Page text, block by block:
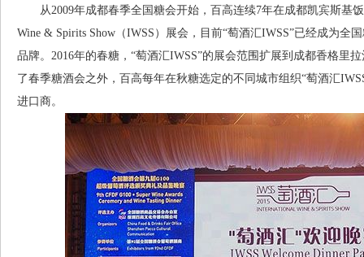
从2009年成都春季全国糖会开始，百高连续7年在成都凯宾斯基
Wine & Spirits Show（IWSS）展会，目前“萄酒汇IWSS”已经成为全
品牌。2016年的春糖，“萄酒汇IWSS”的展会范围扩展到成都香格里
了春季糖酒会之外，百高每年在秋糖选定的不同城市组织“萄酒汇
进口商。